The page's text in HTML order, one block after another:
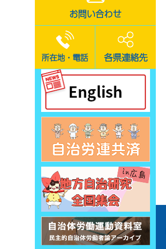
お問い合わせ
所在地・電話 各県連絡先